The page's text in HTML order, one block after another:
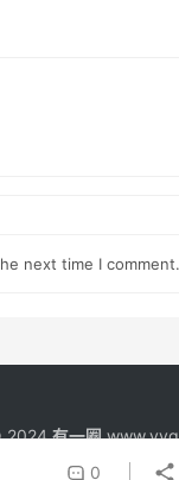
0
next time I comment.
2024有一圈